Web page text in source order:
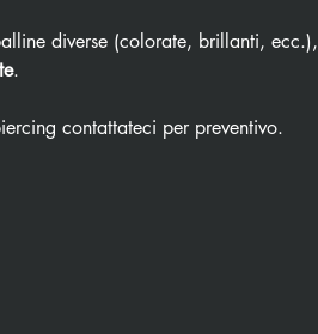
diverse (colorate, brillanti, ecc.),
.
contattateci per preventivo.